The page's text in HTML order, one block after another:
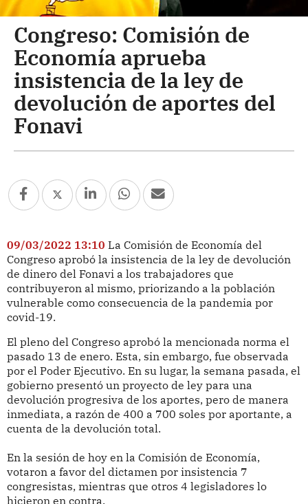
Congreso: Comisión de
Economía aprueba
insistencia de la ley de
devolución de aportes del
Fonavi
09/03/2022 13:10 La Comisión de Economía del
Congreso aprobó la insistencia de la ley de devolución
de dinero del Fonavi a los trabajadores que
contribuyeron al mismo, priorizando a la población
vulnerable como consecuencia de la pandemia por
covid-19.
El pleno del Congreso aprobó la mencionada norma el
pasado 13 de enero. Esta, sin embargo, fue observada
por el Poder Ejecutivo. En su lugar, la semana pasada, el
gobierno presentó un proyecto de ley para una
devolución progresiva de los aportes, pero de manera
inmediata, a razón de 400 a 700 soles por aportante, a
cuenta de la devolución total.
En la sesión de hoy en la Comisión de Economía,
votaron a favor del dictamen por insistencia 7
congresistas, mientras que otros 4 legisladores lo
hicieron en contra.